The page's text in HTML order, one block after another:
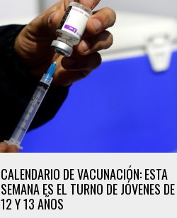
CALENDARIO DE VACUNACIÓN: ESTA
SEMANA ES EL TURNO DE JÓVENES DE
12 Y 13 AÑOS